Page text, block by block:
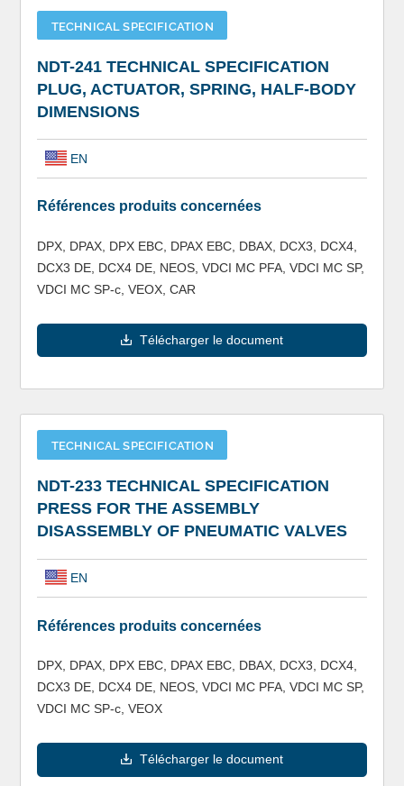
TECHNICAL SPECIFICATION
NDT-241 TECHNICAL SPECIFICATION
PLUG, ACTUATOR, SPRING, HALF-BODY
DIMENSIONS
EN
Références produits concernées
DPX, DPAX, DPX EBC, DPAX EBC, DBAX, DCX3, DCX4,
DCX3 DE, DCX4 DE, NEOS, VDCI MC PFA, VDCI MC SP,
VDCI MC SP-c, VEOX, CAR
Télécharger le document
TECHNICAL SPECIFICATION
NDT-233 TECHNICAL SPECIFICATION
PRESS FOR THE ASSEMBLY
DISASSEMBLY OF PNEUMATIC VALVES
EN
Références produits concernées
DPX, DPAX, DPX EBC, DPAX EBC, DBAX, DCX3, DCX4,
DCX3 DE, DCX4 DE, NEOS, VDCI MC PFA, VDCI MC SP,
VDCI MC SP-c, VEOX
Télécharger le document